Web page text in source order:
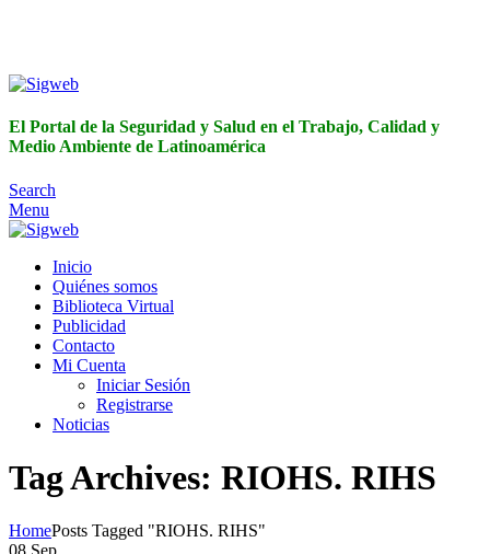
El Portal de la Seguridad y Salud en el Trabajo, Calidad y
Medio Ambiente de Latinoamérica
Search
Menu
Inicio
Quiénes somos
Biblioteca Virtual
Publicidad
Contacto
Mi Cuenta
Iniciar Sesión
Registrarse
Noticias
Tag Archives: RIOHS. RIHS
HomePosts Tagged "RIOHS. RIHS"